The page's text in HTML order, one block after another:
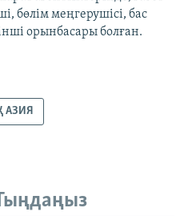
бөлім меңгерушісі, бас
орынбасары болған.
АЗИЯ